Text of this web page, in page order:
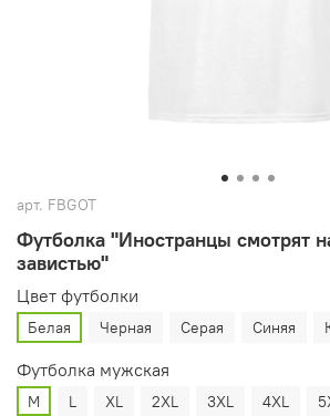
арт. FBGOT
Футболка "Иностранцы смотрят
завистью"
Цвет футболки
Белая Черная Серая Синяя
Футболка мужская
M L XL 2XL 3XL 4XL